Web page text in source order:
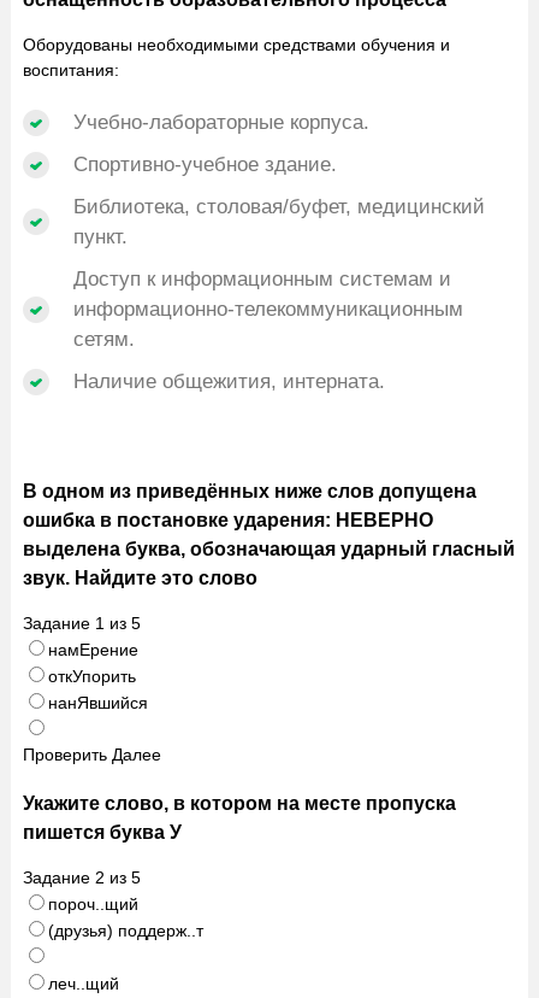
Оборудованы необходимыми средствами обучения и
воспитания:
Учебно-лабораторные корпуса.
Спортивно-учебное здание.
Библиотека, столовая/буфет, медицинский
пункт.
Доступ к информационным системам и
информационно-телекоммуникационным
сетям.
Наличие общежития, интерната.
В одном из приведённых ниже слов допущена
ошибка в постановке ударения: НЕВЕРНО
выделена буква, обозначающая ударный гласный
звук. Найдите это слово
Задание 1из 5
намЕрение
откУпорить
нанЯвшийся
Проверить Далее
Укажите слово, в котором на месте пропуска
пишется буква У
Задание 2 из 5
пороч..щий
(друзья) поддерж..т
леч..щий